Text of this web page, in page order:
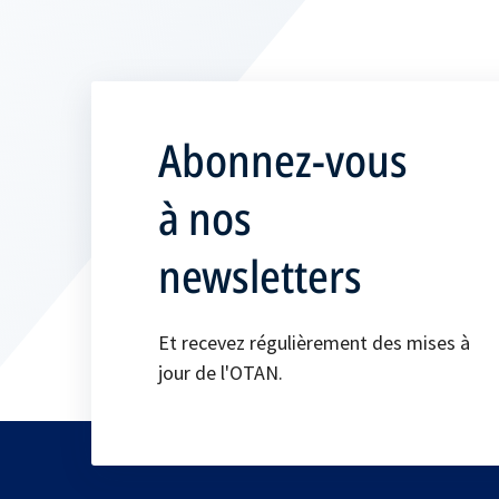
Abonnez-vous
à nos
newsletters
Et recevez régulièrement des mises à
jour de l'OTAN.